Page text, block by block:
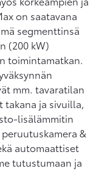
on saatavana
segmenttinsä
(200 kW)
toimintamatkan.
mm. tavaratilan
ja sivuilla,
lisälämmitin
&
automaattiset
tutustumaan ja